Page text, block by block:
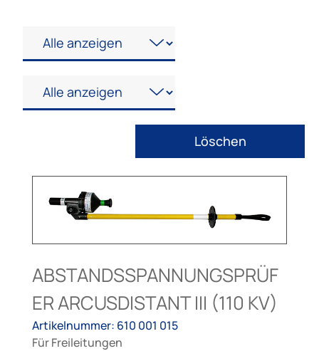
Löschen
ABSTANDSSPANNUNGSPRÜF
ER ARCUSDISTANT III (110 KV)
Artikelnummer: 610 001 015
Für Freileitungen